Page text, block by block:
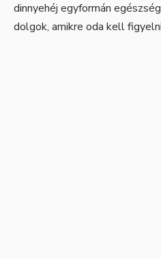
dinnyehéj egyformán
dolgok, amikre oda kell